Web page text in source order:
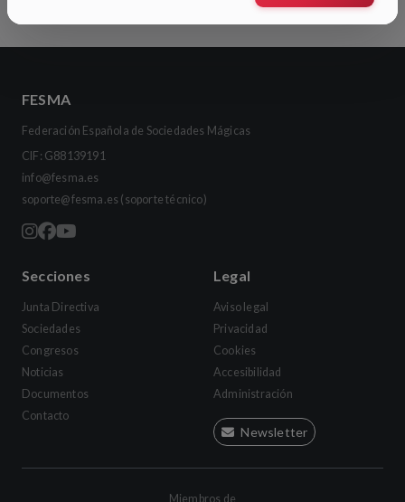
FESMA
Federación Española de Sociedades Mágicas
CIF: G88139191
info@fesma.es
soporte@fesma.es (soporte técnico)
Secciones
Junta Directiva
Sociedades
Congresos
Noticias
Documentos
Contacto
Legal
Aviso legal
Privacidad
Cookies
Accesibilidad
Administración
Newsletter
Miembros de